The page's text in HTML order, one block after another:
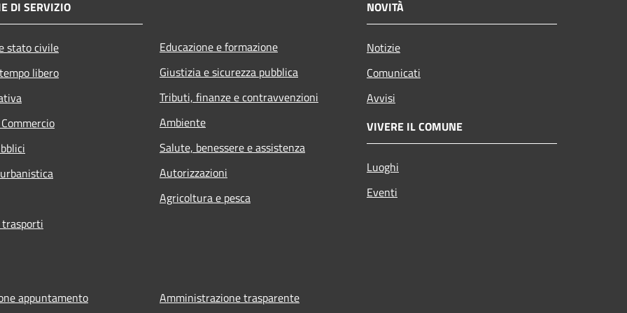
DI SERVIZIO
stato civile
libero
Educazione e formazione
Giustizia e sicurezza pubblica
Tributi, finanze e contravvenzioni
Ambiente
Salute, benessere e assistenza
Autorizzazioni
Agricoltura e pesca
NOVITÀ
Notizie
Comunicati
Avvisi
VIVERE IL COMUNE
Luoghi
Eventi
appuntamento Amministrazione trasparente